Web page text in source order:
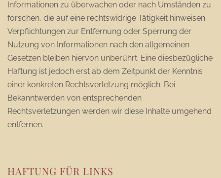
Informationen zu überwachen oder nach Umständen zu
forschen, die auf eine rechtswidrige Tätigkeit hinweisen.
Verpflichtungen zur Entfernung oder Sperrung der
Nutzung von Informationen nach den allgemeinen
Gesetzen bleiben hiervon unberührt. Eine diesbezügliche
Haftung ist jedoch erst ab dem Zeitpunkt der Kenntnis
einer konkreten Rechtsverletzung möglich. Bei
Bekanntwerden von entsprechenden
Rechtsverletzungen werden wir diese Inhalte umgehend
entfernen.
HAFTUNG FÜR LINKS